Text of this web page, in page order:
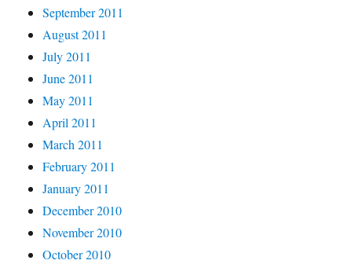
September 2011
August 2011
July 2011
June 2011
May 2011
April 2011
March 2011
February 2011
January 2011
December 2010
November 2010
October 2010